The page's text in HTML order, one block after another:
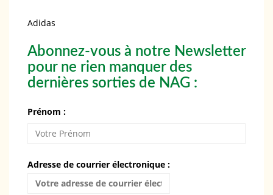
Adidas
Abonnez-vous à notre Newsletter
pour ne rien manquer des
dernières sorties de NAG :
Prénom :
Adresse de courrier électronique :